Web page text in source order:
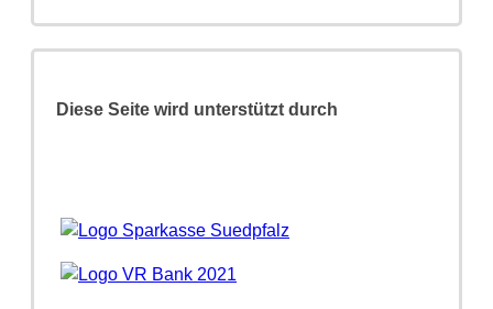
Diese Seite wird unterstützt durch